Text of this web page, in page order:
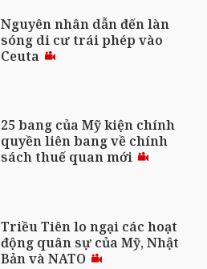
Nguyên nhân dẫn đến làn
sóng di cư trái phép vào
Ceuta
25 bang của Mỹ kiện chính
quyền liên bang về chính
sách thuế quan mới
Triều Tiên lo ngại các hoạt
động quân sự của Mỹ, Nhật
Bản và NATO